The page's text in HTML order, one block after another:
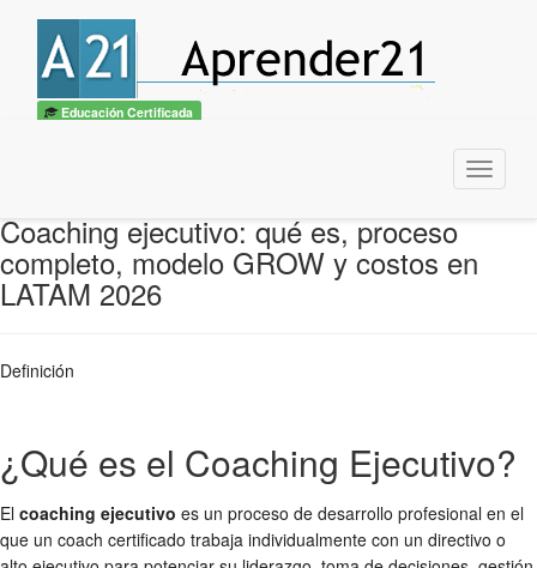
Educación Certificada
Menu
Coaching ejecutivo: qué es, proceso
completo, modelo GROW y costos en
LATAM 2026
Definición
¿Qué es el Coaching Ejecutivo?
El coaching ejecutivo es un proceso de desarrollo profesional en el
que un coach certificado trabaja individualmente con un directivo o